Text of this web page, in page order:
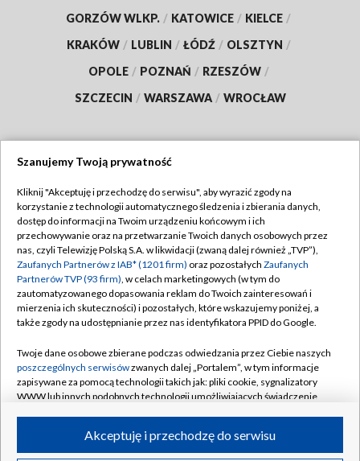
GORZÓW WLKP. / KATOWICE / KIELCE /
KRAKÓW / LUBLIN / ŁÓDŹ / OLSZTYN /
OPOLE / POZNAŃ / RZESZÓW /
SZCZECIN / WARSZAWA / WROCŁAW
TVP
Abonament TVP
Emisja w TVP
Centrum informacji TVP
Naziemna Telewizja Cyfrowa
Rada Programowa
System NOS
Informacje o nadawcy
Program dla prasy
Regulamin TVP
Polityka prywatności
Moje zgody
Pomoc
Kontakt
Kanały
Szanujemy Twoją prywatność
Kliknij "Akceptuję i przechodzę do serwisu", aby wyrazić zgody na
korzystanie z technologii automatycznego śledzenia i zbierania danych,
dostęp do informacji na Twoim urządzeniu końcowym i ich
przechowywanie oraz na przetwarzanie Twoich danych osobowych przez
nas, czyli Telewizję Polską S.A. w likwidacji (zwaną dalej również „TVP”),
Zaufanych Partnerów z IAB* (1201 firm) oraz pozostałych Zaufanych
Partnerów TVP (93 firm), w celach marketingowych (w tym do
zautomatyzowanego dopasowania reklam do Twoich zainteresowań i
mierzenia ich skuteczności) i pozostałych, które wskazujemy poniżej, a
także zgody na udostępnianie przez nas identyfikatora PPID do Google.
Twoje dane osobowe zbierane podczas odwiedzania przez Ciebie naszych
poszczególnych serwisówzwanych dalej „Portalem”, w tym informacje
zapisywane za pomocą technologii takich jak: pliki cookie, sygnalizatory
WWW lub innych podobnych technologii umożliwiających świadczenie
ruchu w Internecie.Akceptuję i przechodzę do serwisu